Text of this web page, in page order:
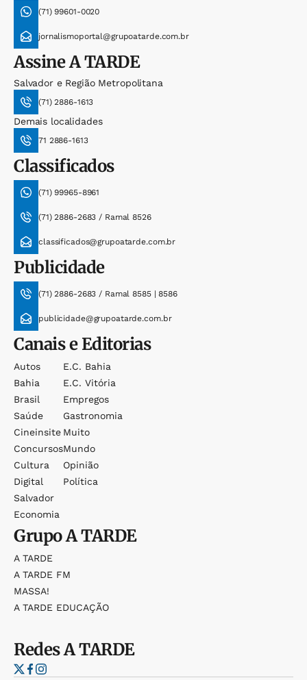
(71) 99601-0020
jornalismoportal@grupoatarde.com.br
AssineA TARDE
Salvador e Região Metropolitana
(71) 2886-1613
Demais localidades
71 2886-1613
Classificados
(71) 99965-8961
(71) 2886-2683 / Ramal 8526
classificados@grupoatarde.com.br
Publicidade
(71) 2886-2683 / Ramal 8585 | 8586
publicidade@grupoatarde.com.br
Canais e Editorias
Autos
Bahia
Brasil
Saúde
Cineinsite
Concursos
Cultura
Digital
Salvador
Economia
E.c. Bahia
E.c. Vitória
Empregos
Gastronomia
Muito
Mundo
Opinião
Política
GrupoA TARDE
A TARDE
A TARDE FM
MASSA!
A TARDE EDUCAÇÃO
RedesA TARDE